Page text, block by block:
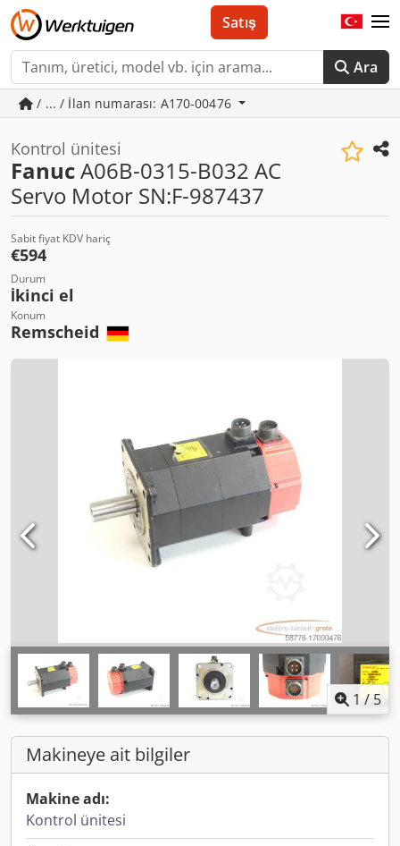
Ara
Satış
/ ... / İlan numarası: A170-00476
Kontrol ünitesi
FanucA06B-0315-B032 AC
Servo Motor SN:F-987437
Sabit fiyat KDV hariç
€594
Durum
İkinci el
Konum
Remscheid
1 / 5
Makineye ait bilgiler
Makine adı:
Kontrol ünitesi